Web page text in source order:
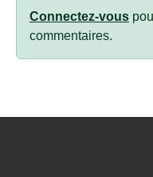
Connectez-vous
commentaires.